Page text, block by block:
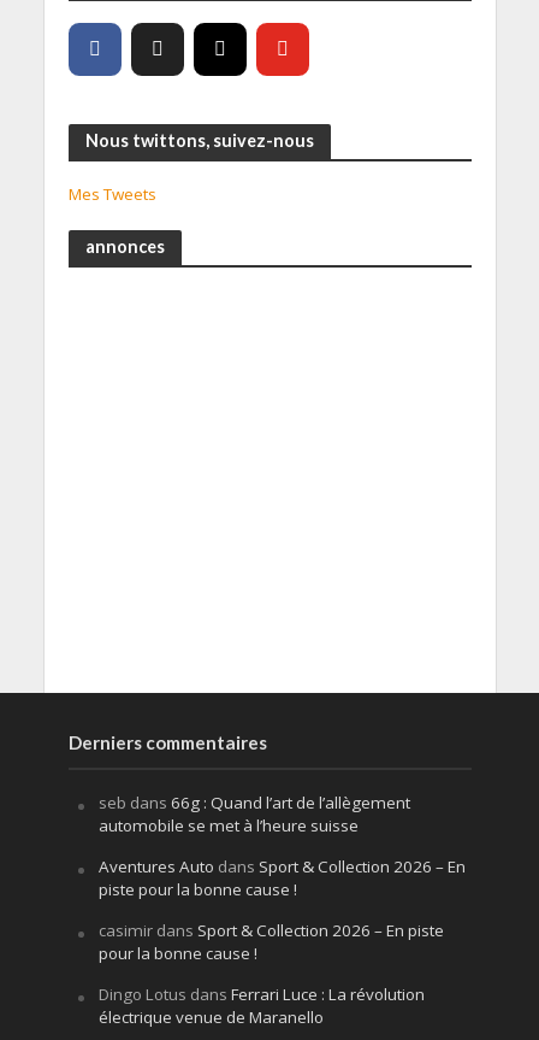
Nous twittons, suivez-nous
Mes Tweets
annonces
Derniers commentaires
seb dans 66g : Quand l’art de l’allègement
automobile se met à l’heure suisse
Aventures Auto dans Sport & Collection 2026 – En
piste pour la bonne cause !
casimirdans Sport & Collection 2026 – En piste
pour la bonne cause !
Dingo Lotus dans Ferrari Luce : La révolution
électrique venue de Maranello